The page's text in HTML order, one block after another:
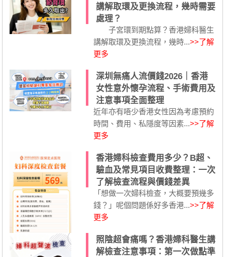
講解取環及更換流程，幾時需要
處理？
子宮環到期點算？香港婦科醫生
講解取環及更換流程，幾時...>>了解
更多
深圳無痛人流價錢2026｜香港
女性意外懷孕流程、手術費用及
注意事項全面整理
近年亦有唔少香港女性因為考慮預約
時間、費用、私隱度等因素...>>了解
更多
香港婦科檢查費用多少？B超、
驗血及常見項目收費整理：一次
了解檢查流程與價錢差異
「想做一次婦科檢查，大概要預幾多
錢？」呢個問題係好多香港...>>了解
更多
照陰超會痛嗎？香港婦科醫生講
解檢查注意事項：第一次做點準